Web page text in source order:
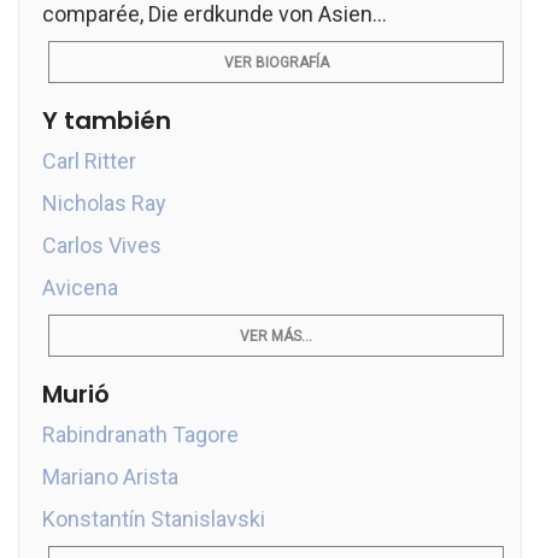
comparée, Die erdkunde von Asien...
VER BIOGRAFÍA
Y también
Carl Ritter
Nicholas Ray
Carlos Vives
Avicena
VER MÁS...
Murió
Rabindranath Tagore
Mariano Arista
Konstantín Stanislavski